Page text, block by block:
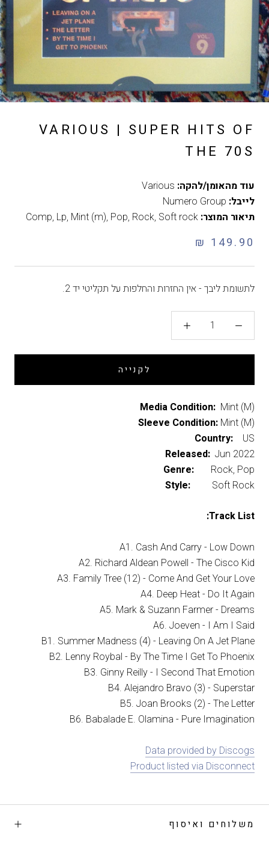
VARIOUS | SUPER HITS OF
THE 70S
עוד מהאומן/להקה: Various
לייבל: Numero Group
תיאור המוצר:
Comp, Lp, Mint (m), Pop, Rock, Soft rock
149.90 ₪
לתשומת ליבך - אין החזרות והחלפות על תקליטי יד 2.
לקנייה
Media Condition: Mint (M)
Sleeve Condition: Mint (M)
Country: US
Released: Jun 2022
Genre: Rock, Pop
Style: Soft Rock
Track List:
A1. Cash And Carry - Low Down
A2. Richard Aldean Powell - The Cisco Kid
A3. Family Tree (12) - Come And Get Your Love
A4. Deep Heat - Do It Again
A5. Mark & Suzann Farmer - Dreams
A6. Joeven - I Am I Said
B1. Summer Madness (4) - Leaving On A Jet Plane
B2. Lenny Roybal - By The Time I Get To Phoenix
B3. Ginny Reilly - I Second That Emotion
B4. Alejandro Bravo (3) - Superstar
B5. Joan Brooks (2) - The Letter
B6. Babalade E. Olamina - Pure Imagination
Data provided by Discogs
Product listed via Disconnect
משלוחים ואיסוף